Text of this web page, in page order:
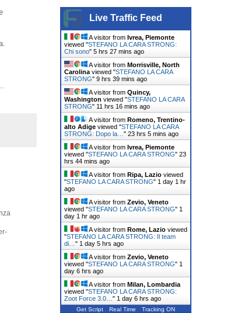
Live Traffic Feed
A visitor from Ivrea, Piemonte
viewed "STEFANO LA CARA STRONG:
Chi sono" 5 hrs 27 mins ago
A visitor from Morrisville, North
Carolina viewed "STEFANO LA CARA
STRONG" 9 hrs 39 mins ago
A visitor from Quincy,
Washington viewed "STEFANO LA CARA
STRONG" 11 hrs 16 mins ago
A visitor from Romeno, Trentino-
alto Adige viewed "STEFANO LA CARA
STRONG: Dopo la… " 23 hrs 5 mins ago
A visitor from Ivrea, Piemonte
viewed "STEFANO LA CARA STRONG" 23
hrs 44 mins ago
A visitor from Ripa, Lazio viewed
"STEFANO LA CARA STRONG" 1 day 1 hr
ago
A visitor from Zevio, Veneto
viewed "STEFANO LA CARA STRONG" 1
day 1 hr ago
A visitor from Rome, Lazio viewed
"STEFANO LA CARA STRONG: Il team
di… " 1 day 5 hrs ago
A visitor from Zevio, Veneto
viewed "STEFANO LA CARA STRONG" 1
day 6 hrs ago
A visitor from Milan, Lombardia
viewed "STEFANO LA CARA STRONG:
Zoot Force 3.0… " 1 day 6 hrs ago
Get Script Real Time Tracking ON